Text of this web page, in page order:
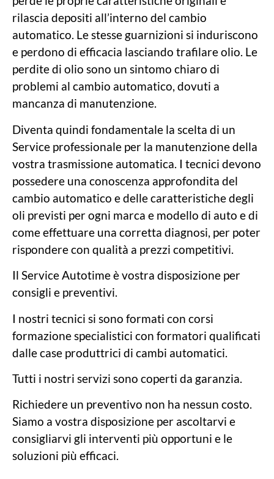
rilascia depositi all’interno del cambio
automatico. Le stesse guarnizioni si induriscono
e perdono di efficacia lasciando trafilare olio. Le
perdite di olio sono un sintomo chiaro di
problemi al cambio automatico, dovuti a
mancanza di manutenzione.
Diventa quindi fondamentale la scelta di un
Service professionale per la manutenzione della
vostra trasmissione automatica. I tecnici devono
possedere una conoscenza approfondita del
cambio automatico e delle caratteristiche degli
oli previsti per ogni marca e modello di auto e di
come effettuare una corretta diagnosi, per poter
rispondere con qualità a prezzi competitivi.
Il Service Autotime è vostra disposizione per
consigli e preventivi.
I nostri tecnici si sono formati con corsi
formazione specialistici con formatori qualificati
dalle case produttrici di cambi automatici.
Tutti i nostri servizi sono coperti da garanzia.
Richiedere un preventivo non ha nessun costo.
Siamo a vostra disposizione per ascoltarvi e
consigliarvi gli interventi più opportuni e le
soluzioni più efficaci.